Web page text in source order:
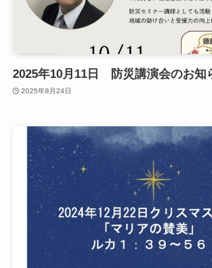
2025年10月11日 防災講演会のお知
2025年8月24日